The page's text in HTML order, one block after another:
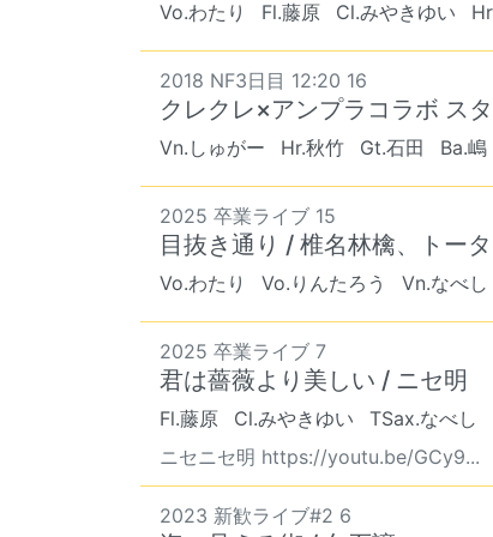
Vo.わたり Fl.藤原 Cl.みやきゆい
2018 NF3日目 12:20 16
クレクレ×アンプラコラボ ス
Vn.しゅがー Hr.秋竹 Gt.石田 Ba.嶋
2025 卒業ライブ 15
目抜き通り / 椎名林檎、トー
Vo.わたり Vo.りんたろう Vn.なべし
2025 卒業ライブ 7
君は薔薇より美しい / ニセ明
Fl.藤原 Cl.みやきゆい TSax.なべし
ニセニセ明 https://youtu.be/GCy9...
2023 新歓ライブ#2 6